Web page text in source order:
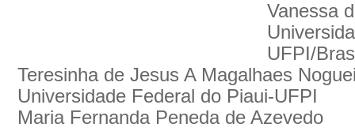
Vanessa
UFPI/
Teresinha de Jesus A Magalhaes
Universidade Federal do Piaui-UFPI
Maria Fernanda Peneda de Azevedo